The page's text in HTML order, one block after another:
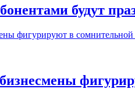
будут